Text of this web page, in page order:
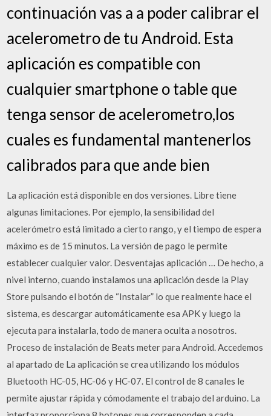
continuación vas a a poder calibrar el
acelerometro de tu Android. Esta
aplicación es compatible con
cualquier smartphone o table que
tenga sensor de acelerometro,los
cuales es fundamental mantenerlos
calibrados para que ande bien
La aplicación está disponible en dos versiones. Libre tiene
algunas limitaciones. Por ejemplo, la sensibilidad del
acelerómetro está limitado a cierto rango, y el tiempo de espera
máximo es de 15 minutos. La versión de pago le permite
establecer cualquier valor. Desventajas aplicación … De hecho, a
nivel interno, cuando instalamos una aplicación desde la Play
Store pulsando el botón de “Instalar” lo que realmente hace el
sistema, es descargar automáticamente esa APK y luego la
ejecuta para instalarla, todo de manera oculta a nosotros.
Proceso de instalación de Beats meter para Android. Accedemos
al apartado de La aplicación se crea utilizando los módulos
Bluetooth HC-05, HC-06 y HC-07. El control de 8 canales le
permite ajustar rápida y cómodamente el trabajo del arduino. La